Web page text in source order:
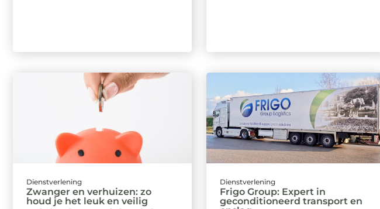
Dienstverlening
Zwanger en verhuizen: zo
houd je het leuk en veilig
Dienstverlening
Frigo Group: Expert in
geconditioneerd transport en